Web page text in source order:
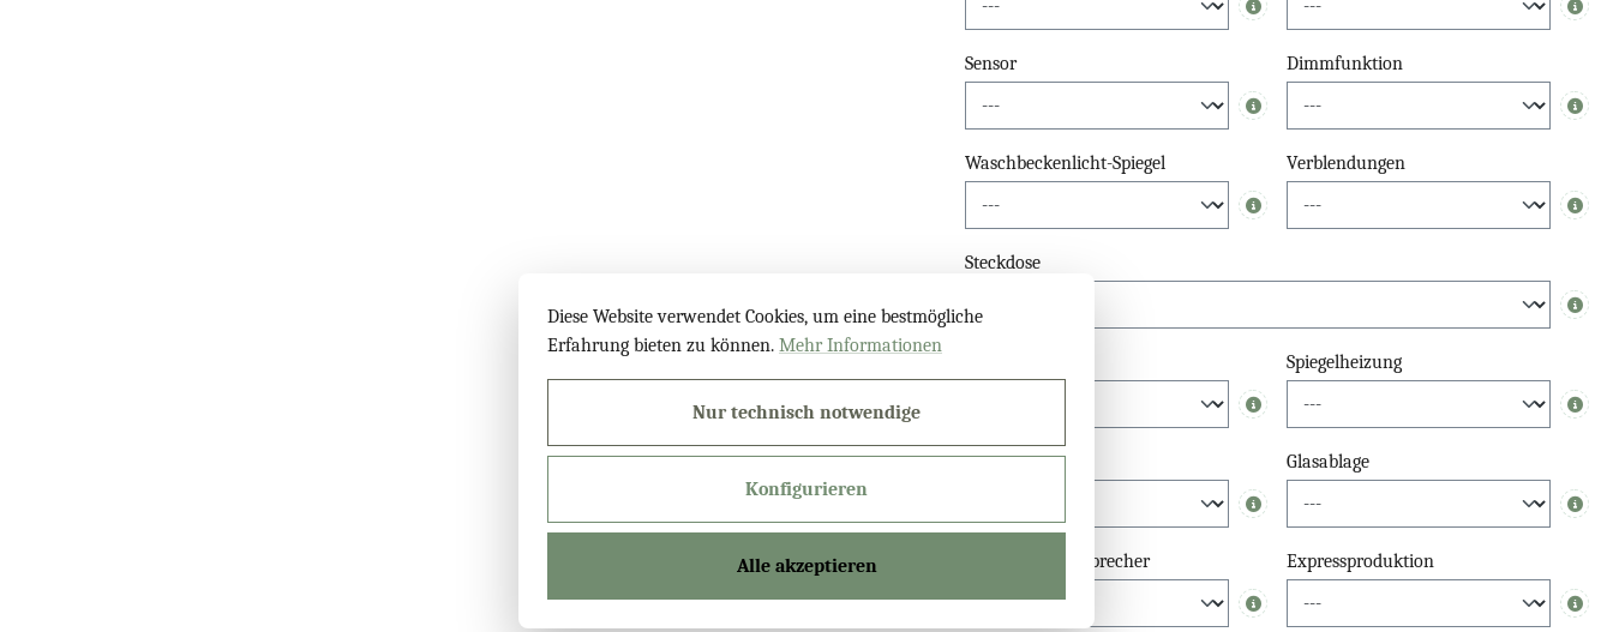
Info Info
Sensor
Info
Dimmfunktion
Info
Waschbeckenlicht-Spiegel
Info
Verblendungen
Info
Steckdose
Info
Info
Spiegelheizung
Info
Kosmetikspiegel
Info
Glasablage
Info
Bluetooth Lautsprecher
Info
Expressproduktion
Info
Diese Website verwendet Cookies, um eine bestmögliche
Erfahrung bieten zu können. Mehr Informationen
Nur technisch notwendige
Konfigurieren
Alle akzeptieren